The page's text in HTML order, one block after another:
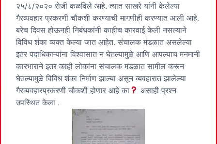
२५/८/२०२० रोजी कळविले आहे. त्यात साखरे यांनी केलेल्या
गैरव्यवहार प्रकरणी चौकशी करण्याची मागणीही करण्यात आली आहे.
बरेच दिवस होऊनही निबंधकांनी काहीच कारवाई केली नसल्याने
विविध शंका व्यक्त केल्या जात आहेत. संचालक मंडळात असलेल्या
इतर पदाधिकाऱ्यांना विश्वासात न घेतल्यामुळे आणि आपल्याच मनमानी
कारभाराने इतर काही लोकांना संचालक मंडळात सामील करून
घेतल्यामुळे विविध शंका निर्माण झाल्या असून व्यवहारात झालेल्या
गैरव्यवहारप्रकरणी चौकशी होणार आहे का
असाही प्रश्न
उपस्थित केला .